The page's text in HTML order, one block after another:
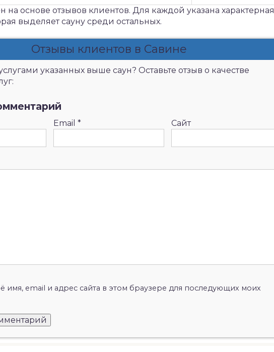
на основе отзывов клиентов. Для каждой указана характерная
выделяет сауну среди остальных.
Отзывы клиентов в Савине
указанных выше саун? Оставьте отзыв о качестве
Email * Сайт
имя, email и адрес сайта в этом браузере для последующих моих